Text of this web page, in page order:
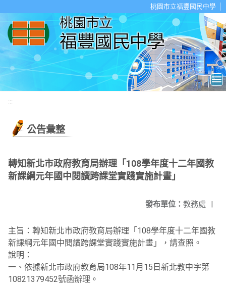
桃園市立福豐國民中學
:::
公告彙整
轉知新北市政府教育局辦理「108學年度十二年國教
新課綱元年國中閱讀跨課堂實踐實施計畫」
發布單位： 教務處 |
主旨：轉知新北市政府教育局辦理「108學年度十二年國教
新課綱元年國中閱讀跨課堂實踐實施計畫」，請查照。
說明：
一、依據新北市政府教育局108年11月15日新北教中字第
10821379452號函辦理。